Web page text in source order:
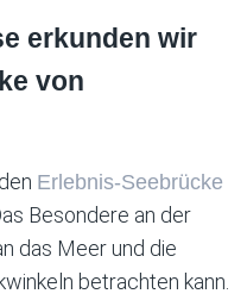
erkunden wir
von
Erlebnis-Seebrücke
Besondere an der
das Meer und die
betrachten kann.